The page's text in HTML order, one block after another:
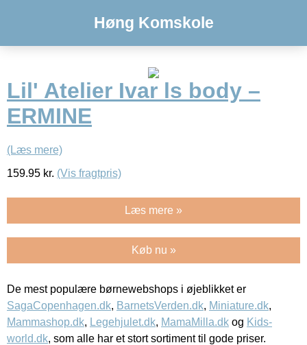
Høng Komskole
Lil' Atelier Ivar ls body –
ERMINE
(Læs mere)
159.95 kr. (Vis fragtpris)
Læs mere »
Køb nu »
De mest populære børnewebshops i øjeblikket er
SagaCopenhagen.dk, BarnetsVerden.dk, Miniature.dk,
Mammashop.dk, Legehjulet.dk, MamaMilla.dk og Kids-
world.dk, som alle har et stort sortiment til gode priser.